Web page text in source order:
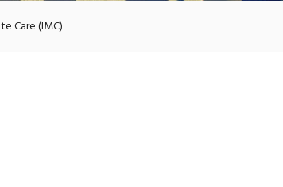
Führungsposition
Transport,
Care (IMC)